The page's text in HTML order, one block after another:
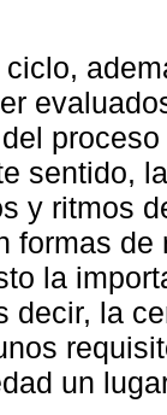
sentido,
y ritmos
formas
la
decir, la
un